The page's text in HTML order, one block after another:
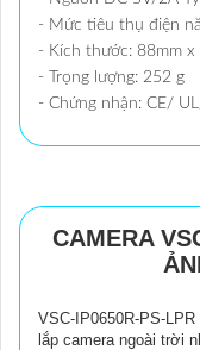
- Mức tiêu thụ điện
- Kích thước: 88mm
- Trọng lượng: 252 g
- Chứng nhận: CE/
CAMERA
VSC-IP0650R-PS-
lắp camera ngoài trời